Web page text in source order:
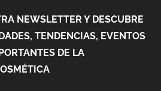
NEWSLETTER Y DESCUBRE
TENDENCIAS, EVENTOS
DE LA